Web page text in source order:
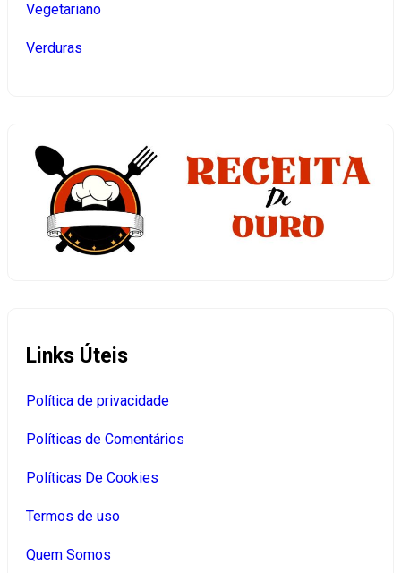
Vegetariano
Verduras
Links Úteis
Política de privacidade
Políticas de Comentários
Políticas De Cookies
Termos de uso
Quem Somos